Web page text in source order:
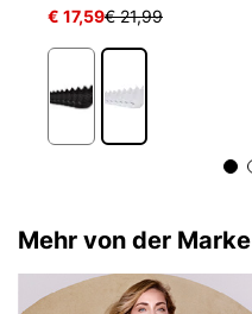
€ 17,59€ 21,99
Mehr von der Marke